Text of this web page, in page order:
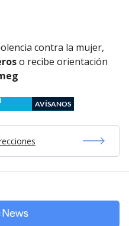
contra la mujer,
o recibe orientación
AVÍSANOS